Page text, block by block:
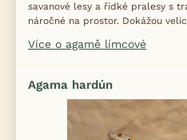
savanové lesy a řídké pralesy s
náročné na prostor. Dokážou
Více o agamě límcové
Agama hardún